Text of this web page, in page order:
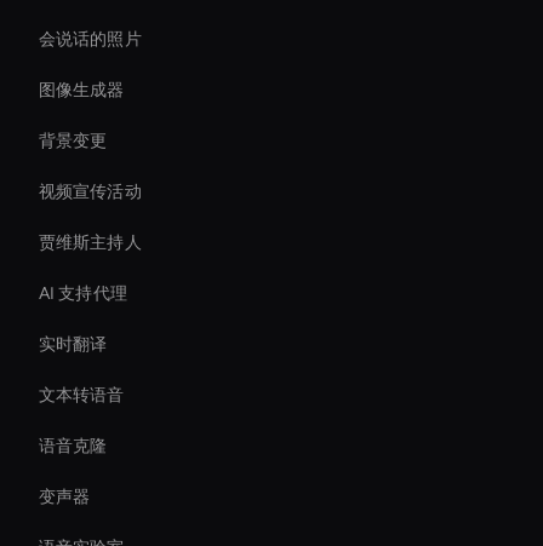
会说话的照片
图像生成器
背景变更
视频宣传活动
贾维斯主持人
AI 支持代理
实时翻译
文本转语音
语音克隆
变声器